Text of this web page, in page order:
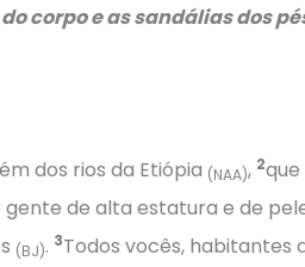
corpo e as sandálias dos
dos rios da Etiópia (NAA), 2
de alta estatura e de
(BJ). 3Todos vocês, habitantes